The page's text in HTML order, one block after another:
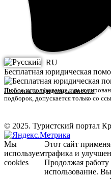
RU
Бесплатная юридическая
Политика конфиденциальности
Любое использование или
подборок, допускается только со
© 2025. Туристский портал
Мы
используем
cookies
Этот сайт
трафика и
Продолжая работу
использование.